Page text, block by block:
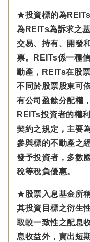
★投資標的為
為REITs為訴求之
交易、持有、開發
票。REITs係一種
動產，REITs在股
不同於股票股東可
有公司盈餘分配權
REITs投資者的權
契約之規定，主要
參與標的不動產之
發予投資者，多數
稅等稅負優惠。
★股票入息基金所
其投資目標之衍生
取較一致性之配息
息收益外，賣出短